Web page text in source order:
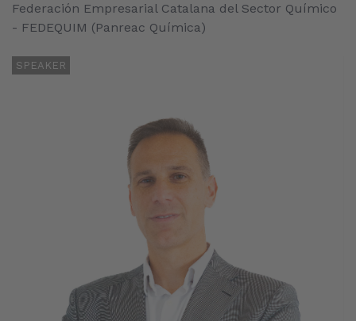
Federación Empresarial Catalana del Sector Químico
- FEDEQUIM (Panreac Química)
SPEAKER